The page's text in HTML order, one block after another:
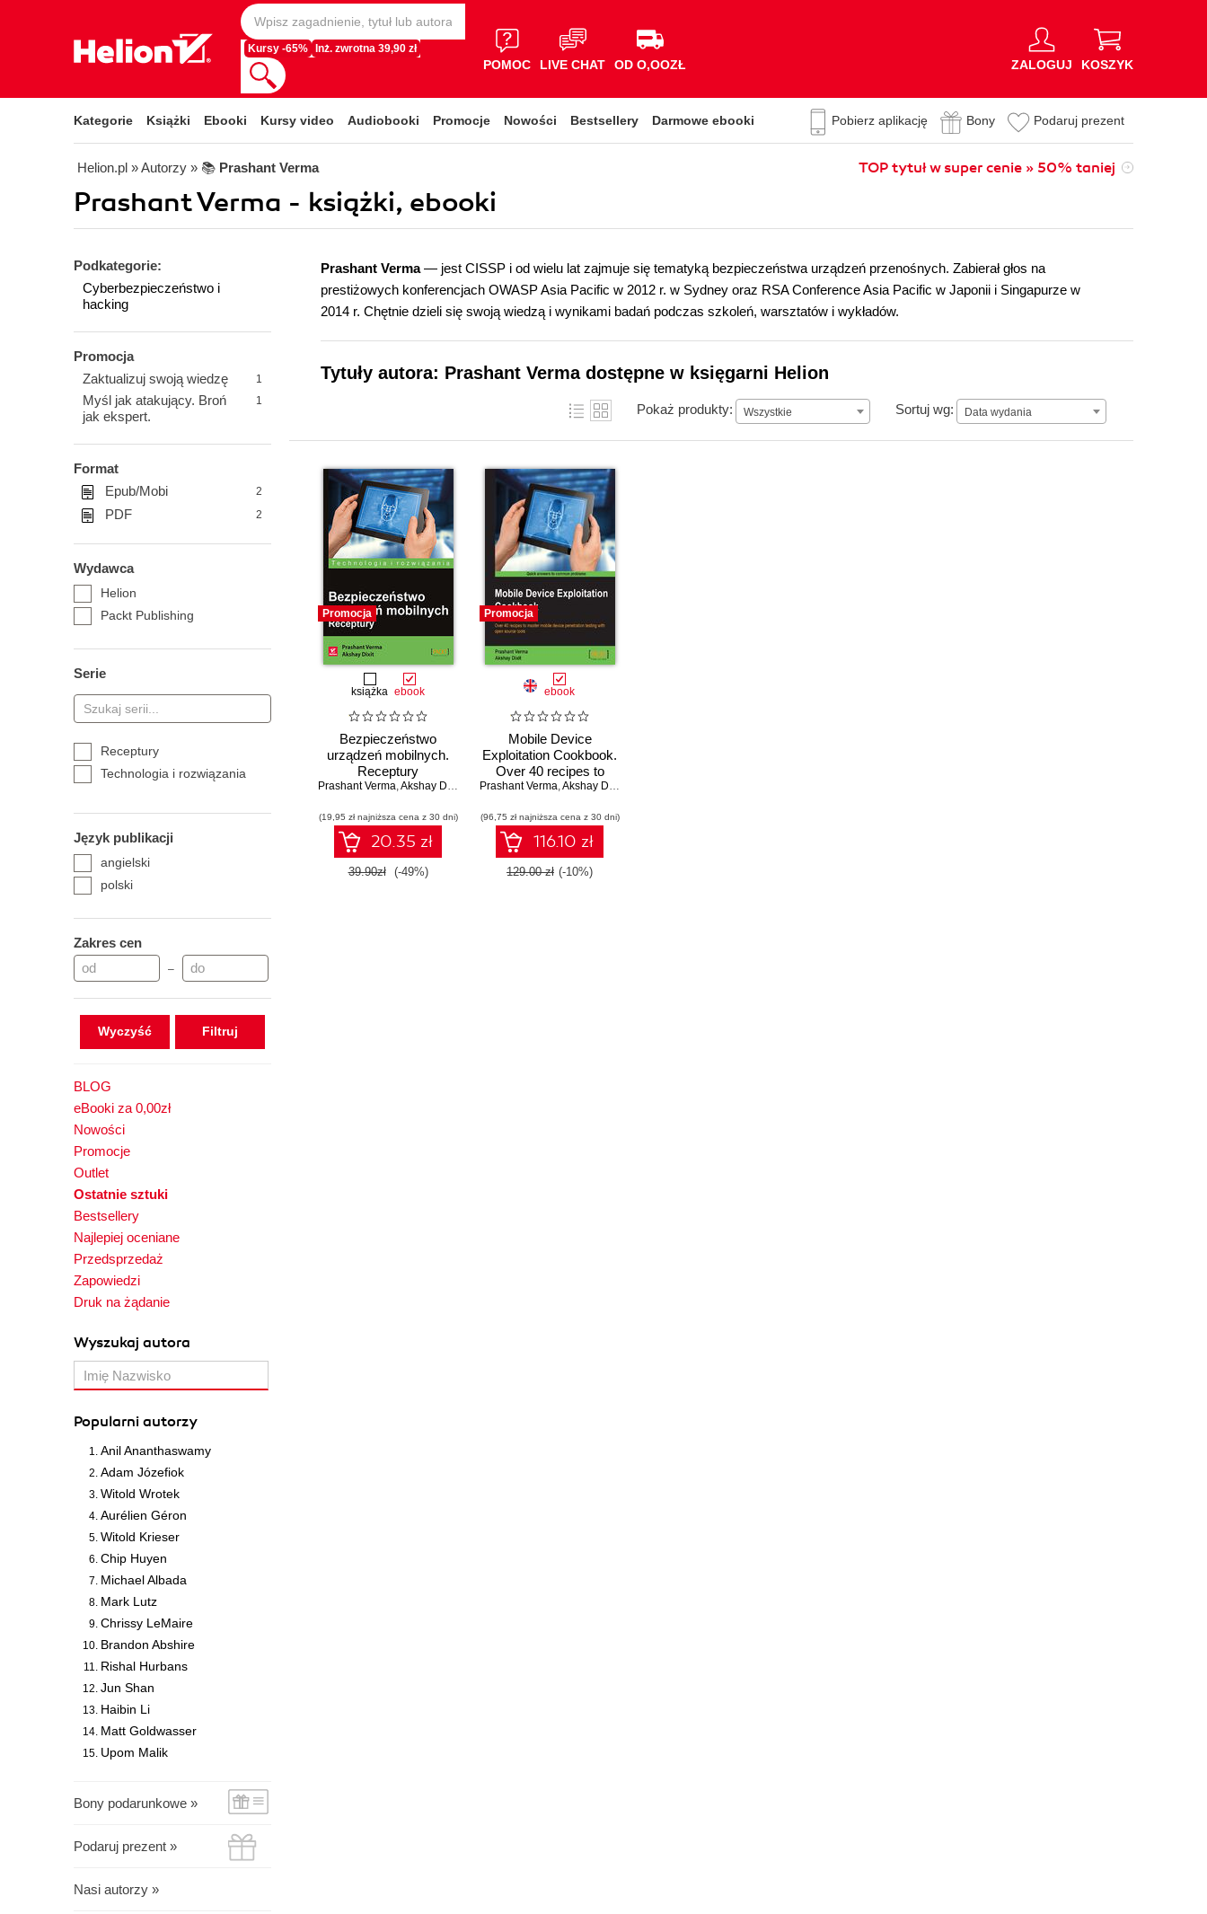
Kursy -65% Inż. zwrotna 39,90 zł
POMOC LIVE CHAT OD O,OOZŁ ZALOGUJ KOSZYK
Kategorie Książki Ebooki Kursy video Audiobooki Promocje Nowości Bestsellery Darmowe ebooki Pobierz aplikację Bony Podaruj prezent
Helion.pl » Autorzy » 📚 Prashant Verma TOP tytuł w super cenie » 50% taniej
Prashant Verma - książki, ebooki
Podkategorie:
Cyberbezpieczeństwo i
hacking
Promocja
Zaktualizuj swoją wiedzę
1
Myśl jak atakujący. Broń
jak ekspert.
1
Format
Epub/Mobi
2
PDF 2
Wydawca
Helion
Packt Publishing
Serie
Receptury
Technologia i rozwiązania
Język publikacji
angielski
polski
Zakres cen
–
Wyczyść
BLOG
eBooki za 0,00zł
Nowości
Promocje
Outlet
Ostatnie sztuki
Bestsellery
Najlepiej oceniane
Przedsprzedaż
Zapowiedzi
Druk na żądanie
Wyszukaj autora
Popularni autorzy
Anil Ananthaswamy
Adam Józefiok
Witold Wrotek
Aurélien Géron
Witold Krieser
Chip Huyen
Michael Albada
Mark Lutz
Chrissy LeMaire
Brandon Abshire
Rishal Hurbans
Jun Shan
Haibin Li
Matt Goldwasser
Upom Malik
Bony podarunkowe »
Podaruj prezent »
Nasi autorzy »
Prashant Verma— jest CISSP i od wielu lat zajmuje się tematyką bezpieczeństwa urządzeń przenośnych. Zabierał głos na
prestiżowych konferencjach OWASP Asia Pacific w 2012 r. w Sydney oraz RSA Conference Asia Pacific w Japonii i Singapurze w
2014 r. Chętnie dzieli się swoją wiedzą i wynikami badań podczas szkoleń, warsztatów i wykładów.
Tytuły autora: Prashant Verma dostępne w księgarni Helion
Pokaż produkty: Wszystkie Sortuj wg: Data wydania
Data wydania
Promocja
książka ebook
Bezpieczeństwo
urządzeń mobilnych.
Receptury
Prashant Verma,Akshay Dixit
(19,95 zł najniższa cena z 30 dni)
20.35 zł
39.90zł (-49%)
Promocja
ebook
Mobile Device
Exploitation Cookbook.
Over 40 recipes to
master mobile device
open source tools
Prashant Verma,Akshay Dixit
(96,75 zł najniższa cena z 30 dni)
116.10 zł
129.00 zł (-10%)